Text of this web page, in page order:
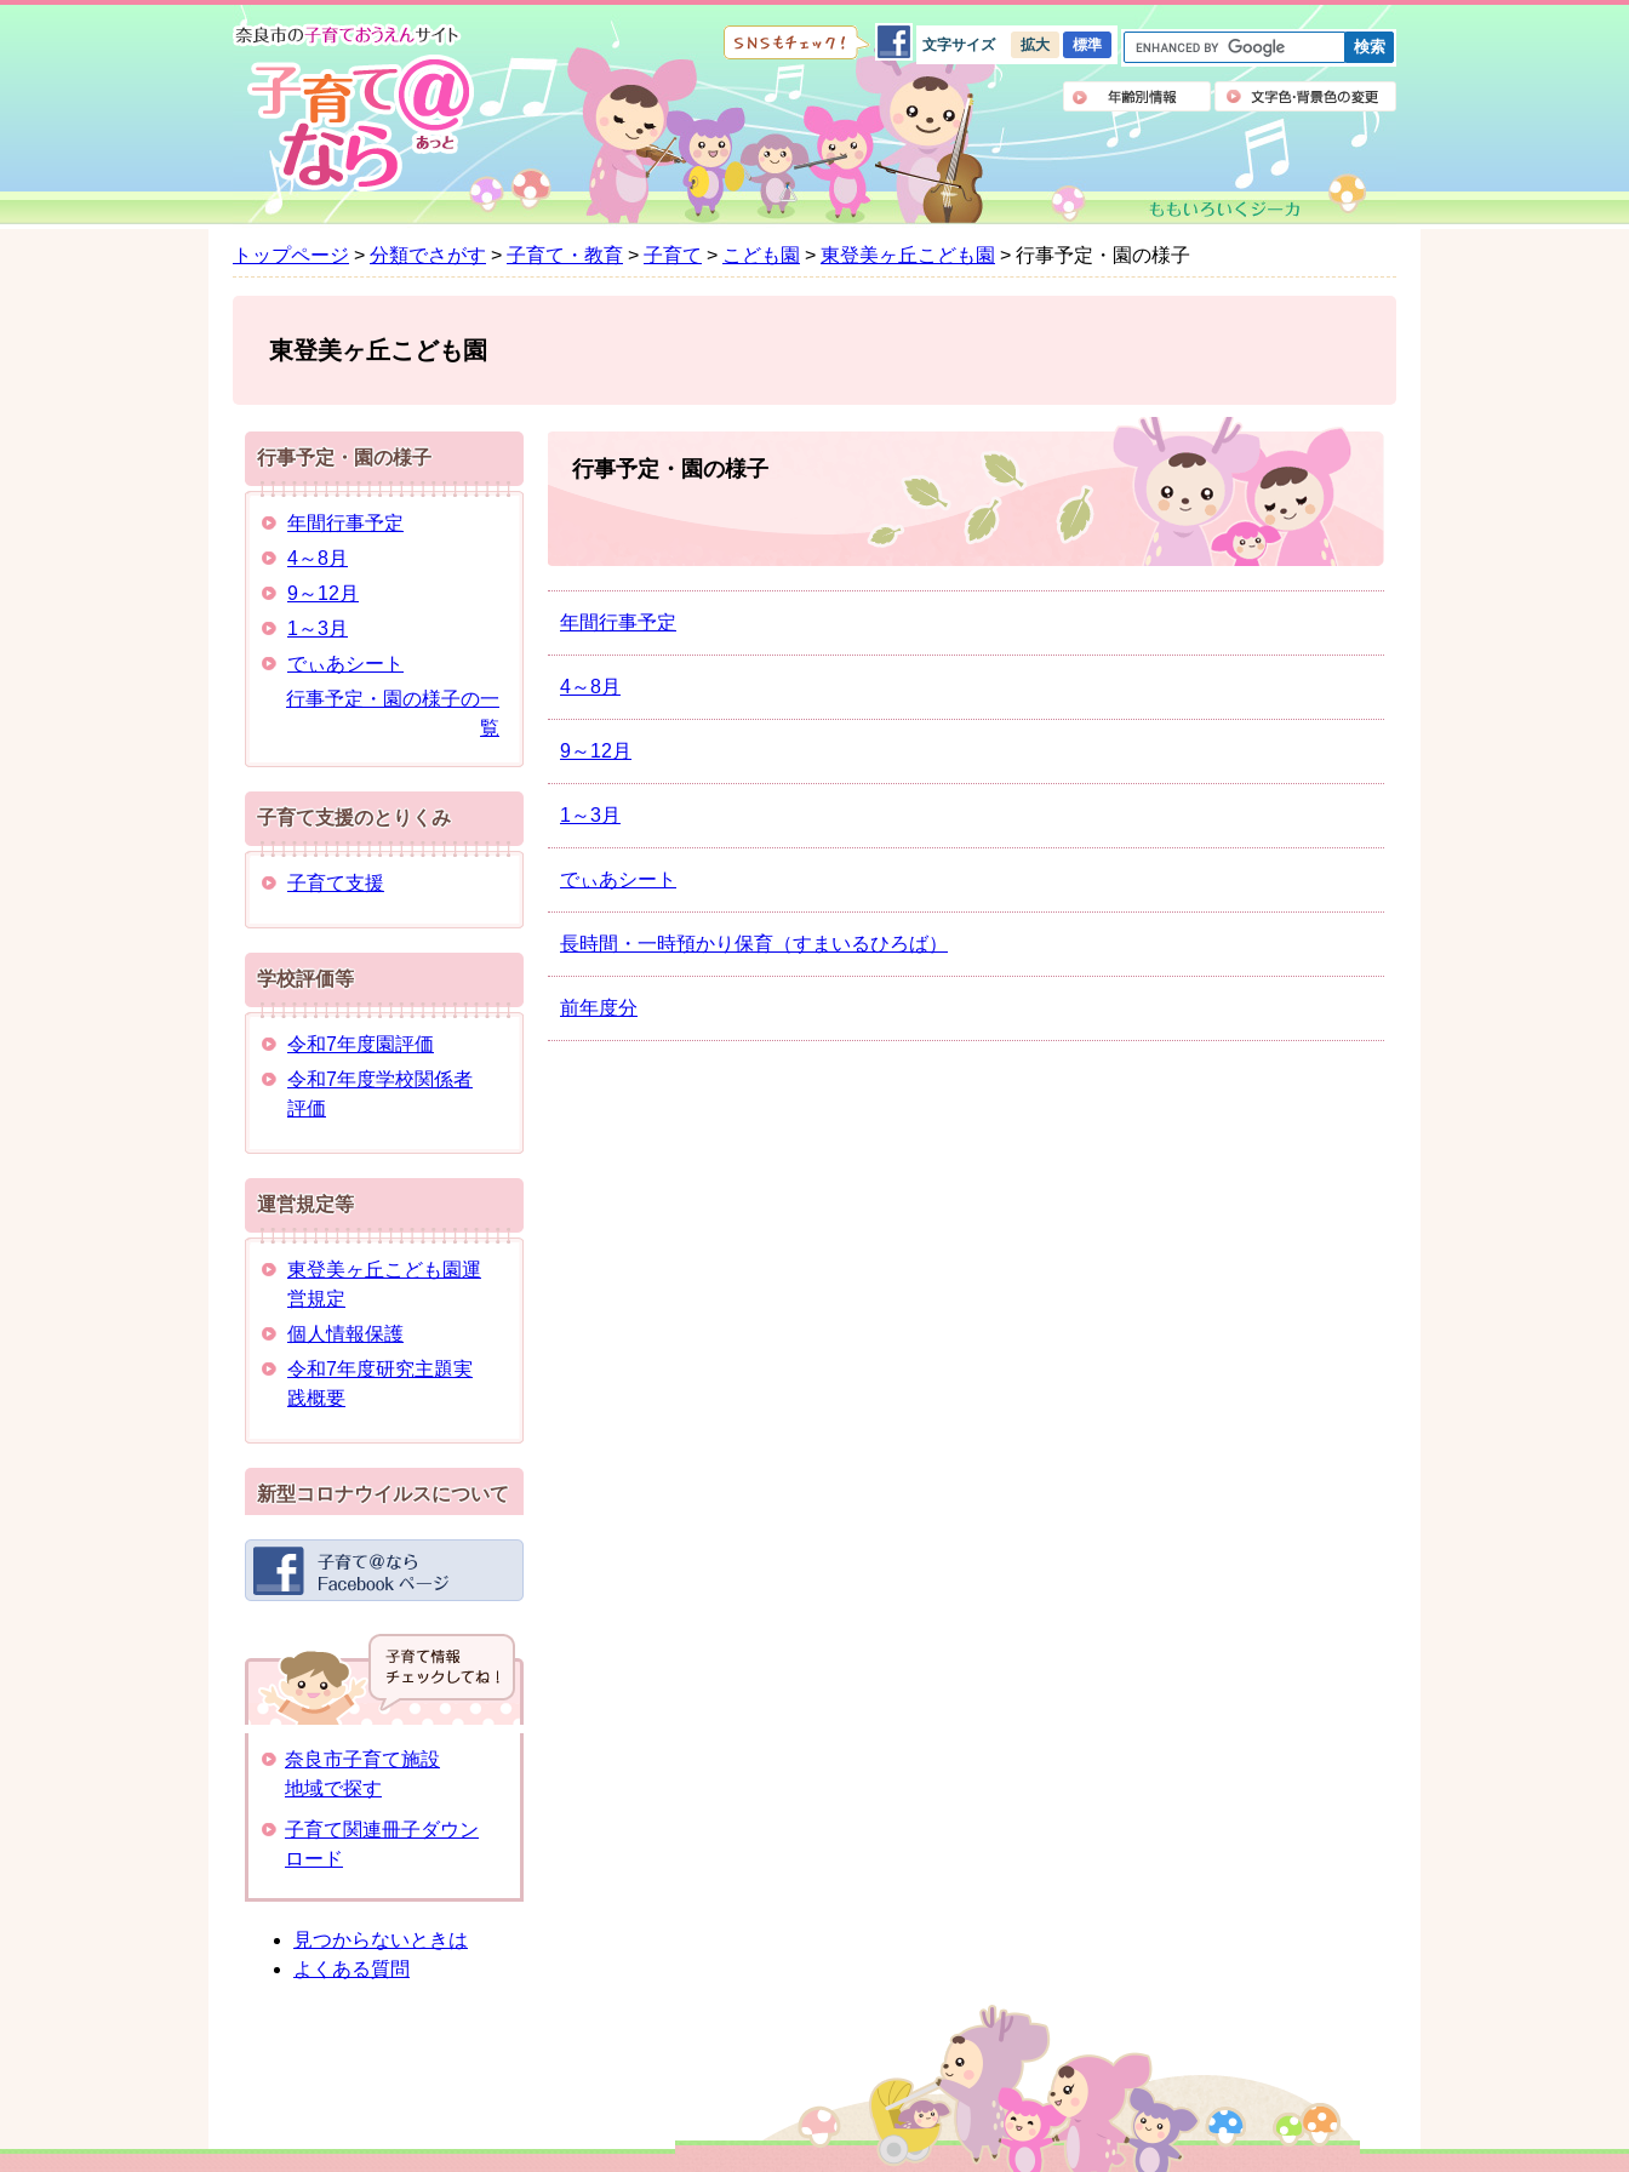
で
ば
文字サイズ 拡大 標準
o
o
g
l
e
ス
検
索
トップページ > 分類でさがす > 子育て・教育 > 子育て > こども園 > 東登美ヶ丘こども園 > 行事予定・園の様子
東登美ヶ丘こども園
本
行事予定・園の様子
年間行事予定
4～8月
9～12月
1～3月
でぃあシート
長時間・一時預かり保育（すまいるひろば）
前年度分
行事予定・園の様子
年間行事予定
4～8月
9～12月
1～3月
でぃあシート
行事予定・園の様子の一
覧
子育て支援のとりくみ
子育て支援
学校評価等
令和7年度園評価
令和7年度学校関係者
評価
運営規定等
東登美ヶ丘こども園運
営規定
個人情報保護
令和7年度研究主題実
践概要
新型コロナウイルスについて
奈良市子育て施設
地域で探す
子育て関連冊子ダウン
ロード
見つからないときは
よくある質問